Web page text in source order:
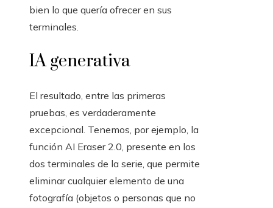
bien lo que quería ofrecer en sus
terminales.
IA generativa
El resultado, entre las primeras
pruebas, es verdaderamente
excepcional. Tenemos, por ejemplo, la
función AI Eraser 2.0, presente en los
dos terminales de la serie, que permite
eliminar cualquier elemento de una
fotografía (objetos o personas que no